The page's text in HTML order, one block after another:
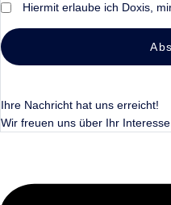
Hiermit erlaube ich Doxis,
Ihre Nachricht hat uns erreicht!
Wir freuen uns über Ihr